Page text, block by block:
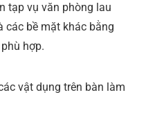
tạp vụ văn phòng lau
các bề mặt khác bằng
hợp.
vật dụng trên bàn làm